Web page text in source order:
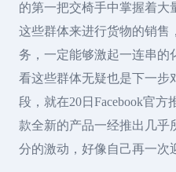
的第一把交椅手中掌握着大
这些群体来进行货物的销售
务，一定能够激起一连串的
看这些群体无疑也是下一步
段，就在20日Facebook官方
款全新的产品一经推出几乎
分的激动，好像自己再一次